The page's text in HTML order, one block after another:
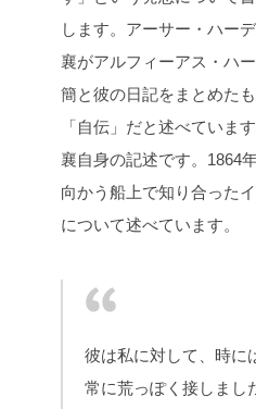
します。アーサー・ハー
襄がアルフィーアス・ハ
簡と彼の日記をまとめた
「自伝」だと述べていま
襄自身の記述です。1864
向かう船上で知り合った
について述べています。
彼は私に対して、時に
常に荒っぽく接しまし